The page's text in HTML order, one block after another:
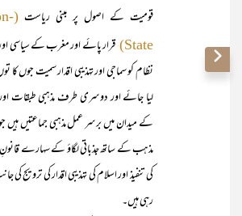
قومیت کے اصول پر مبنی ریاست
State)
قرار پائے اور مغرب کے سیاسی
نظام کو سماجی اور تہذیبی اقدار سمیت جوں کا
لیا جائے اور دوسری طرف مذہبی طبقات
کے میدان میں برسر عمل مذہبی جماعتیں ہیں
مذہب کے ساتھ جذباتی لگاؤ کے سہارے
کی تنفیذ اور اسلام کی تہذیبی اقدار کی ترویج کی
رہی ہیں۔